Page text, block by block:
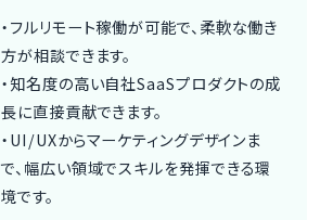
・フルリモート稼働が可能で、柔軟な働き
方が相談できます。
・知名度の高い自社SaaSプロダクトの成
長に直接貢献できます。
・UI/UXからマーケティングデザインま
で、幅広い領域でスキルを発揮できる環
境です。